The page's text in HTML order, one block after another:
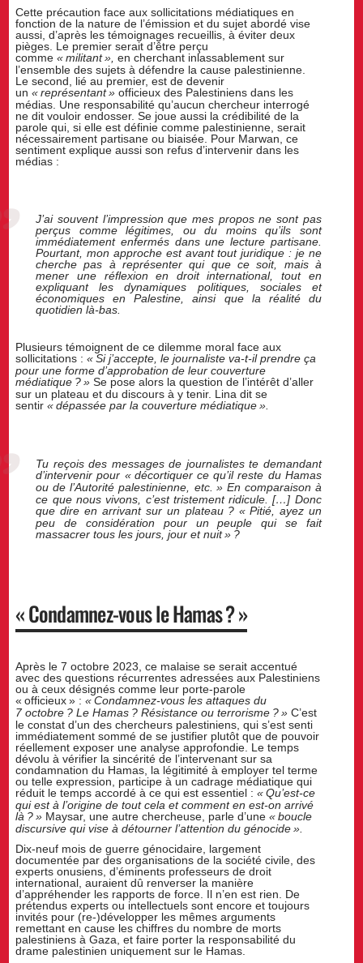
Cette précaution face aux sollicitations médiatiques en
fonction de la nature de l’émission et du sujet abordé vise
aussi, d’après les témoignages recueillis, à éviter deux
pièges. Le premier serait d’être perçu
comme« militant», en cherchant inlassablement sur
l’ensemble des sujets à défendre la cause palestinienne.
Le second, lié au premier, est de devenir
un« représentant» officieux des Palestiniens dans les
médias. Une responsabilité qu’aucun chercheur interrogé
ne dit vouloir endosser. Se joue aussi la crédibilité de la
parole qui, si elle est définie comme palestinienne, serait
nécessairement partisane ou biaisée. Pour Marwan, ce
sentiment explique aussi son refus d’intervenir dans les
médias :
J’ai souvent l’impression que mes propos ne sont pas
perçus comme légitimes, ou du moins qu’ils sont
immédiatement enfermés dans une lecture partisane.
Pourtant, mon approche est avant tout juridique : je ne
cherche pas à représenter qui que ce soit, mais à
mener une réflexion en droit international, tout en
expliquant les dynamiques politiques, sociales et
économiques en Palestine, ainsi que la réalité du
quotidien là-bas.
Plusieurs témoignent de ce dilemme moral face aux
sollicitations :« Si j’accepte, le journaliste va-t-il prendre ça
pour une forme d’approbation de leur couverture
médiatique ? » Se pose alors la question de l’intérêt d’aller
sur un plateau et du discours à y tenir. Lina dit se
sentir« dépassée par la couverture médiatique ».
Tu reçois des messages de journalistes te demandant
d’intervenir pour « décortiquer ce qu’il reste du Hamas
ou de l’Autorité palestinienne, etc. » En comparaison à
ce que nous vivons, c’est tristement ridicule. […] Donc
que dire en arrivant sur un plateau ? « Pitié, ayez un
peu de considération pour un peuple qui se fait
massacrer tous les jours, jour et nuit» ?
«Condamnez-vous le Hamas?»
Après le 7 octobre 2023, ce malaise se serait accentué
avec des questions récurrentes adressées aux Palestiniens
ou à ceux désignés comme leur porte-parole
« officieux » :« Condamnez-vous les attaques du
7 octobre ? Le Hamas ? Résistance ou terrorisme ? » C’est
le constat d’un des chercheurs palestiniens, qui s’est senti
immédiatement sommé de se justifier plutôt que de pouvoir
réellement exposer une analyse approfondie. Le temps
dévolu à vérifier la sincérité de l’intervenant sur sa
condamnation du Hamas, la légitimité à employer tel terme
ou telle expression, participe à un cadrage médiatique qui
réduit le temps accordé à ce qui est essentiel :« Qu’est-ce
qui est à l’origine de tout cela et comment en est-on arrivé
là ? » Maysar, une autre chercheuse, parle d’une« boucle
discursive qui vise à détourner l’attention du génocide ».
Dix-neuf mois de guerre génocidaire, largement
documentée par des organisations de la société civile, des
experts onusiens, d’éminents professeurs de droit
international, auraient dû renverser la manière
d’appréhender les rapports de force. Il n’en est rien. De
prétendus experts ou intellectuels sont encore et toujours
invités pour (re-)développer les mêmes arguments
remettant en cause les chiffres du nombre de morts
palestiniens à Gaza, et faire porter la responsabilité du
drame palestinien uniquement sur le Hamas.